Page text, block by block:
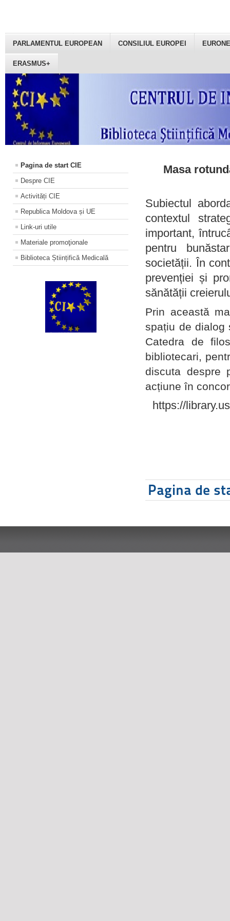
PARLAMENTUL EUROPEAN CONSILIUL EUROPEI
ERASMUS+
Pagina de start CIE
Despre CIE
Activități CIE
Republica Moldova și UE
Link-uri utile
Materiale promoţionale
Biblioteca Științifică Medicală
Masa
Subiectul
contextul
important,
pentru
societății. În
prevenției și
sănătății
Prin această
spațiu de dialog
Catedra de
bibliotecari,
discuta despre
acțiune în
https://
Pagina de